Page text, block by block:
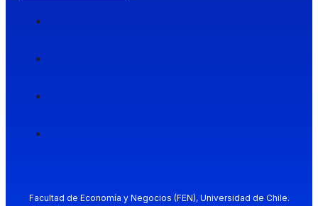
Facultad de Economía y Negocios (FEN), Universidad de Chile.